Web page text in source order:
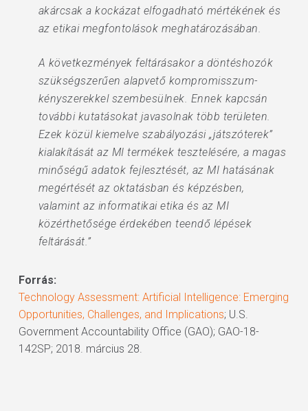
akárcsak a kockázat elfogadható mértékének és
az etikai megfontolások meghatározásában.
A következmények feltárásakor a döntéshozók
szükségszerűen alapvető kompromisszum-
kényszerekkel szembesülnek. Ennek kapcsán
további kutatásokat javasolnak több területen.
Ezek közül kiemelve szabályozási „játszóterek”
kialakítását az MI termékek tesztelésére, a magas
minőségű adatok fejlesztését, az MI hatásának
megértését az oktatásban és képzésben,
valamint az informatikai etika és az MI
közérthetősége érdekében teendő lépések
feltárását.”
Forrás:
Technology Assessment: Artificial Intelligence: Emerging
Opportunities, Challenges, and Implications; U.S.
Government Accountability Office (GAO); GAO-18-
142SP; 2018. március 28.